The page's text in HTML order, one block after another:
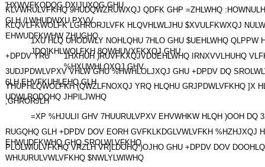
'HXWVFKODQG DXIJUXQG GHU
KLVWRULVFKHQ 9HUDQWZRUWXQJ QDFK GHP =ZHLWHQ
GLH /LWHUDWXU PXVV
KLQVLFKWOLFK LGHRORJLVFK HLQVHLWLJHU $XVULFKWXQJ
EHWUDFKWHW ZHUGHQ
1XU HLQ UHODWLY NOHLQHU 7HLO GHU $UEHLWHQ QLPPW
JDQ]KHLWOLFKH 8QWHUVXFKXQJ GHU
+DPDV YRU
1HXHUH )RUVFKXQJVDUEHLWHQ IRNXVVLHUHQ
%HXUWHLOXQJ GHV
3UDJPDWLVPXV VHLW GHU %HWHLOLJXQJ GHU +DPDV DQ
6LH EHVFKUHLEHQ GLH
YHUPHLQWOLFKH (QWZLFNOXQJ YRQ HLQHU GRJPDWLVFKHQ ]X
UDWLRQDOHQ JHPlLJWHQ
,GHRORJLH
=XP %HJULII GHV 7HUURULVPXV EHVWHKW HLQH )OOH DQ
RUGQHQ GLH +DPDV DOV EORH GVFKLKDGLVWLVFKH %HZHJXQJ
EHWUDFKWHQ GHQ SROLWLVFKHQ
PLOLWlULVFKHQ VRZLH VR]LDOHQ )OJHO GHU +DPDV DOV
WHUURULVWLVFKHQ $NWLYLWlWHQ